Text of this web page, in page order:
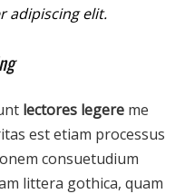
adipiscing elit.
lectores legere me
est etiam processus
consuetudium
littera gothica, quam